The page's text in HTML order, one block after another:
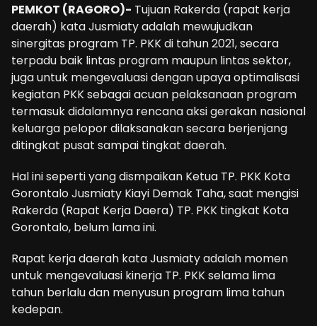
PEMKOT (RAGORO)- Tujuan Rakerda (rapat kerja
daerah) kata Jusmiaty adalah mewujudkan
sinergitas program TP. PKK di tahun 2021, secara
terpadu baik lintas program maupun lintas sektor,
juga untuk mengevaluasi dengan upaya optimalisasi
kegiatan PKK sebagai acuan pelaksanaan program
termasuk didalamnya rencana aksi gerakan nasional
keluarga pelopor dilaksanakan secara berjenjang
ditingkat pusat sampai tingkat daerah.
Hal ini seperti yang dismpaikan Ketua TP. PKK Kota
Gorontalo Jusmiaty Kiayi Demak Taha, saat mengisi
Rakerda (Rapat Kerja Daera) TP. PKK tingkat Kota
Gorontalo, belum lama ini.
Rapat kerja daerah kata Jusmiaty adalah momen
untuk mengevaluasi kinerja TP. PKK selama lima
tahun berlalu dan menyusun program lima tahun
kedepan.